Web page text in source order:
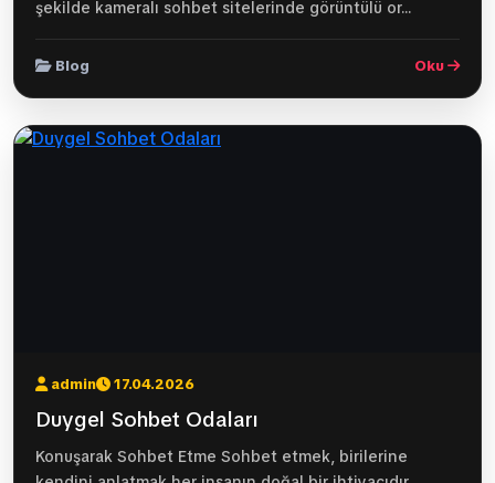
şekilde kameralı sohbet sitelerinde görüntülü or...
Blog Oku
admin 17.04.2026
Duygel Sohbet Odaları
Konuşarak Sohbet Etme Sohbet etmek, birilerine